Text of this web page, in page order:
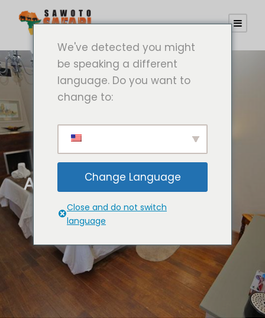
ANDERSSONS IN ONGAVA
We've detected you might
be speaking a different
language. Do you want to
change to:
Change Language
Close and do not switch
language